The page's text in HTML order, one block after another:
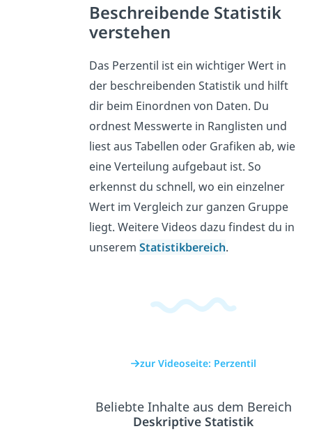
Beschreibende Statistik
verstehen
Das Perzentil ist ein wichtiger Wert in
der beschreibenden Statistik und hilft
dir beim Einordnen von Daten. Du
ordnest Messwerte in Ranglisten und
liest aus Tabellen oder Grafiken ab, wie
eine Verteilung aufgebaut ist. So
erkennst du schnell, wo ein einzelner
Wert im Vergleich zur ganzen Gruppe
liegt. Weitere Videos dazu findest du in
unserem Statistikbereich.
zur Videoseite: Perzentil
Beliebte Inhalte aus dem Bereich
Deskriptive Statistik